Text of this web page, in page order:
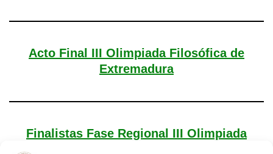
Acto Final III Olimpiada Filosófica de
Extremadura
Finalistas Fase Regional III Olimpiada